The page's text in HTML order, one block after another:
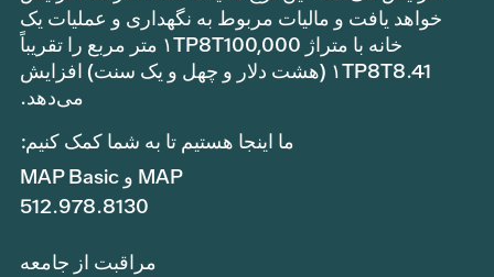
خواهد یافت و مالیات مربوط به نگهداری و عملیات یک
خانه با متراژ ۱TP8T100,000 متر مربع را تقریباً
۱TP8T8.41 (هشت دلار و چهل و یک سنت) افزایش
می‌دهد.
ما اینجا هستیم تا به شما کمک کنیم:
MAP و MAP Basic
512.978.8130
مراقبت از جامعه